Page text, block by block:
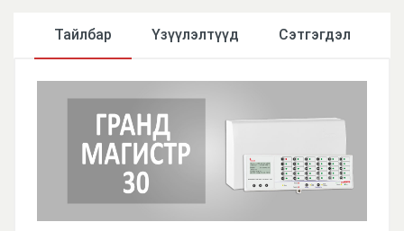
Тайлбар Үзүүлэлтүүд Сэтгэгдэл